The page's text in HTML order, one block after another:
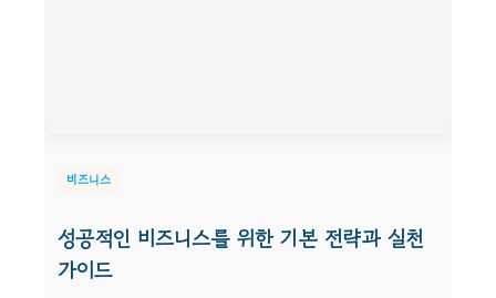
비즈니스
성공적인 비즈니스를 위한 기본 전략과 실천
가이드